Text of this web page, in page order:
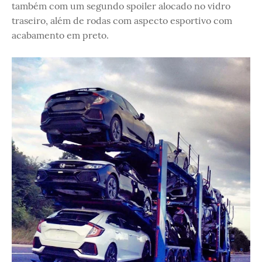
também com um segundo spoiler alocado no vidro
traseiro, além de rodas com aspecto esportivo com
acabamento em preto.